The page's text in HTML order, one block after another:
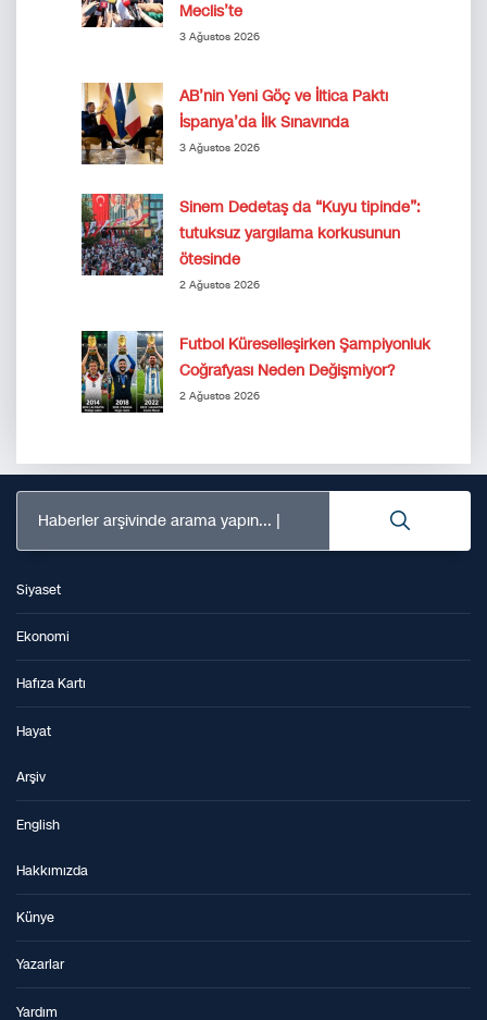
Meclis’te
3 Ağustos 2026
AB’nin Yeni Göç ve İltica Paktı
İspanya’da İlk Sınavında
3 Ağustos 2026
Sinem Dedetaş da “Kuyu tipinde”:
tutuksuz yargılama korkusunun
ötesinde
2 Ağustos 2026
Futbol Küreselleşirken Şampiyonluk
Coğrafyası Neden Değişmiyor?
2 Ağustos 2026
Haberler arşivinde arama yapın...
Siyaset
Ekonomi
Hafıza Kartı
Hayat
Arşiv
English
Hakkımızda
Künye
Yazarlar
Yardım